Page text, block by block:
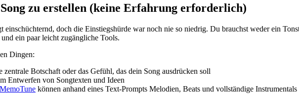
zu erstellen (keine Erfahrung erforderlich)
doch die Einstiegshürde war noch nie so niedrig. Du brauchst weder ein
ein paar leicht zugängliche Tools.
Dingen:
zentrale Botschaft oder das Gefühl, das dein Song ausdrücken soll
Entwerfen von Songtexten und Ideen
MemoTune können anhand eines Text-Prompts Melodien, Beats und vollständige Instrumentals